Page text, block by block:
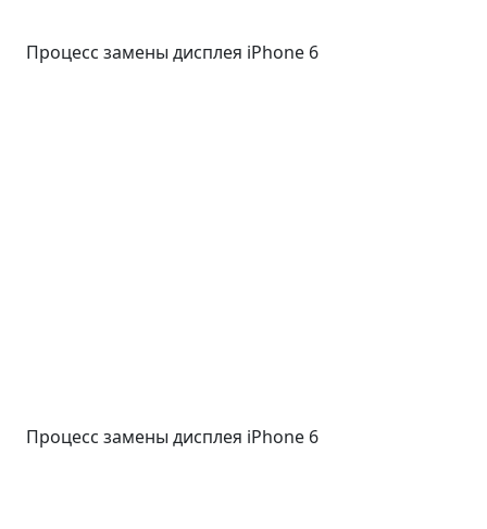
Процесс замены дисплея iPhone 6
Процесс замены дисплея iPhone 6